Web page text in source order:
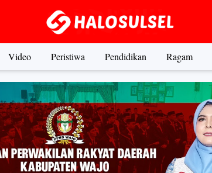
Video Peristiwa Pendidikan Ragam